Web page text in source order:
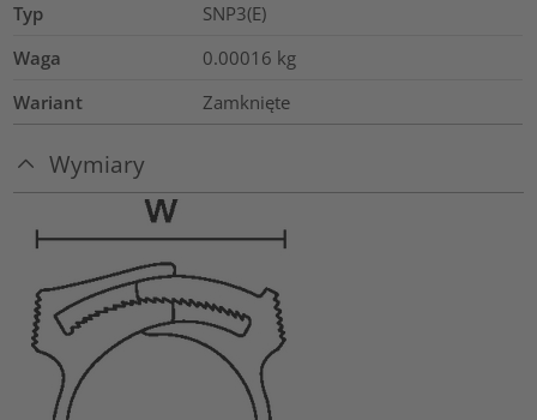
Typ
SNP3(E)
Waga
0.00016 kg
Wariant
Zamknięte
Wymiary